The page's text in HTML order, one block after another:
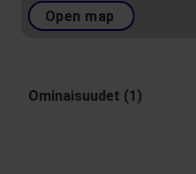
Open map
Ominaisuudet (1)